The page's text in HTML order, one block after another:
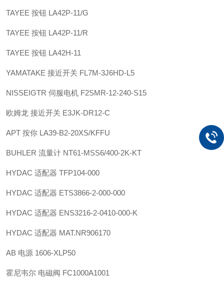
TAYEE 按钮 LA42P-11/G
TAYEE 按钮 LA42P-11/R
TAYEE 按钮 LA42H-11
YAMATAKE 接近开关 FL7M-3J6HD-L5
NISSEIGTR 伺服电机 F2SMR-12-240-S15
欧姆龙 接近开关 E3JK-DR12-C
APT 按你 LA39-B2-20XS/KFFU
BUHLER 流量计 NT61-MSS6/400-2K-KT
HYDAC 适配器 TFP104-000
HYDAC 适配器 ETS3866-2-000-000
HYDAC 适配器 ENS3216-2-0410-000-K
HYDAC 适配器 MAT.NR906170
AB 电源 1606-XLP50
霍尼韦尔 电磁阀 FC1000A1001